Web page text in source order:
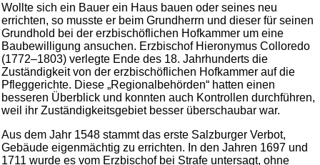
Wollte sich ein Bauer ein Haus bauen oder seines neu
errichten, so musste er beim Grundherrn und dieser für seinen
Grundhold bei der erzbischöflichen Hofkammer um eine
Baubewilligung ansuchen. Erzbischof Hieronymus Colloredo
(1772–1803) verlegte Ende des 18. Jahrhunderts die
Zuständigkeit von der erzbischöflichen Hofkammer auf die
Pfleggerichte. Diese „Regionalbehörden“ hatten einen
besseren Überblick und konnten auch Kontrollen durchführen,
weil ihr Zuständigkeitsgebiet besser überschaubar war.
Aus dem Jahr 1548 stammt das erste Salzburger Verbot,
Gebäude eigenmächtig zu errichten. In den Jahren 1697 und
1711 wurde es vom Erzbischof bei Strafe untersagt, ohne